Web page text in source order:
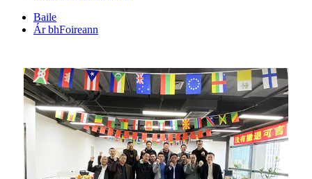
Baile
Ár bhFoireann